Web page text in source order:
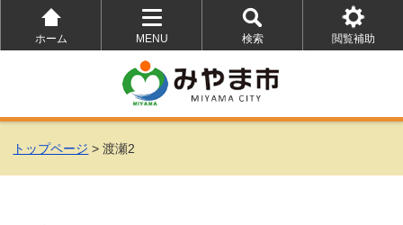
ホーム
MENU
を
開
く
検索
を
開
く
閲覧補助
を
トップページ > 渡瀬2